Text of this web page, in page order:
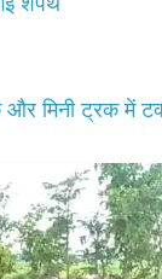
और मिनी ट्रक में